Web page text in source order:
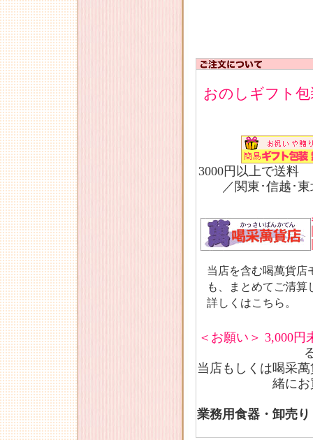
おのしギフト
3000円以上で送料
／関東･信越･
当店を含む喝萬貨店
も、まとめてご清算
詳しくはこちら。
＜お願い＞ 3,000円
当店もしくは喝采
緒に
業務用食器・卸売